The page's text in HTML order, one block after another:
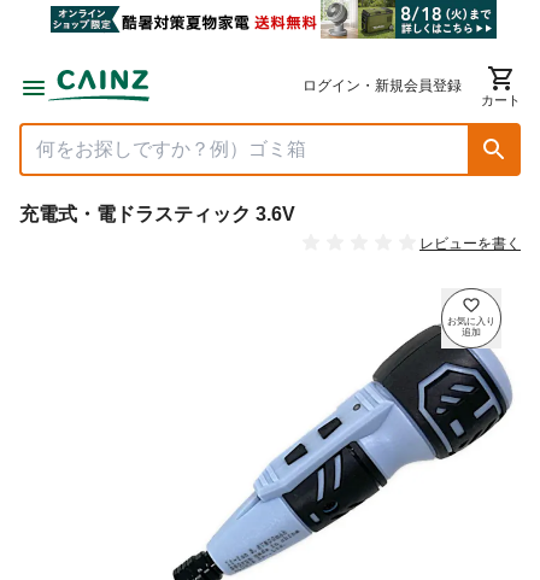
ログイン・新規会員登録
カート
充電式・電ドラスティック 3.6V
レビューを書く